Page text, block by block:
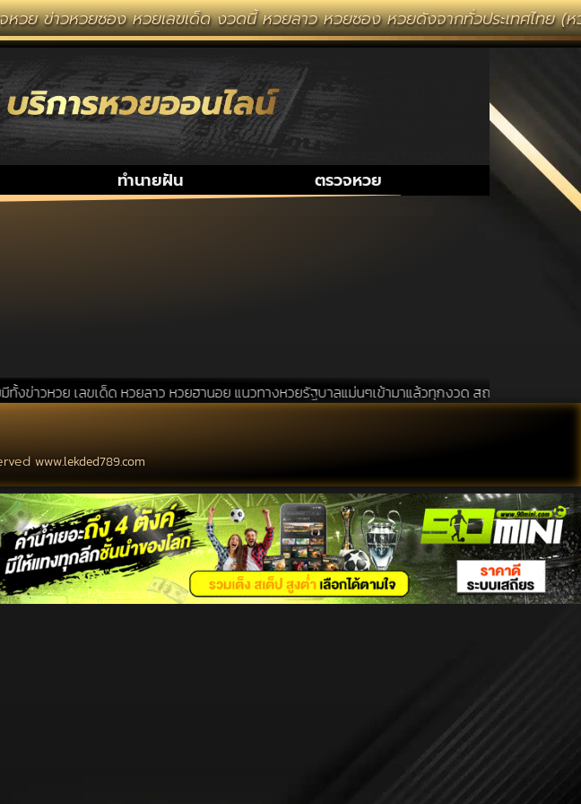
ย ข่าวหวยซอง หวยเลขเด็ด งวดนี้ หวยลาว หวยซอง หวยดังจากทั่วประเทศไทย (หวย
ทำนายฝัน ตรวจหวย
งข่าวหวย เลขเด็ด หวยลาว หวยฮานอย แนวทางหวยรัฐบาลแม่นๆเข้ามาแล้วทุกงวด สถานที่ขอหว
www.lekded789.com